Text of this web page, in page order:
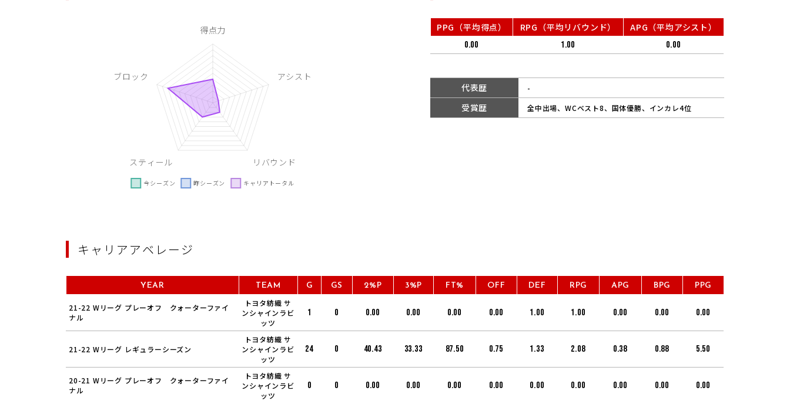
PPG（平均得点） RPG（平均リバウンド） APG（平均アシスト）
0.00 1.00 0.00
代表歴 -
受賞歴 全中出場、WCベスト8、国体優勝、インカレ4位
キャリアアベレージ
YEAR TEAM G GS 2%P 3%P FT% OFF DEF RPG APG BPG PPG
21-22 Wリーグ プレーオフ クォーターファイ
ナル
トヨタ紡織 サ
ンシャインラビ
ッツ
1 0 0.00 0.00 0.00 0.00 1.00 1.00 0.00 0.00 0.00
21-22 Wリーグ レギュラーシーズン
トヨタ紡織 サ
ンシャインラビ
ッツ
24 0 40.43 33.33 87.50 0.75 1.33 2.08 0.38 0.88 5.50
20-21 Wリーグ プレーオフ クォーターファイ
ナル
トヨタ紡織 サ
ンシャインラビ
ッツ
0 0 0.00 0.00 0.00 0.00 0.00 0.00 0.00 0.00 0.00